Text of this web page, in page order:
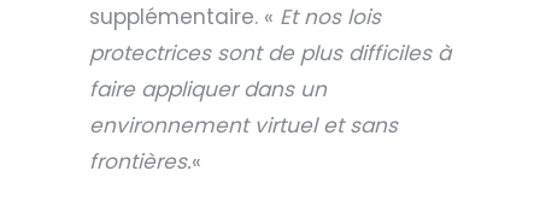
supplémentaire. « Et nos lois
protectrices sont de plus difficiles à
faire appliquer dans un
environnement virtuel et sans
frontières.«